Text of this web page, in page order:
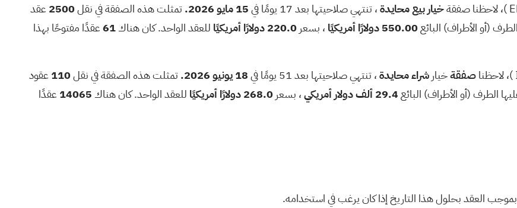
)، لاحظنا صفقةخيار بيعمحايدة، تنتهي صلاحيتها بعد 17 يومًا في 15 مايو 2026. تمثلت هذه الصفقة في نقل2500 عقد
(أو الأطراف) البائع550.00 دولارًا أمريكيًا ، بسعر 220.0 دولارًا أمريكيًا للعقد الواحد. كان هناك61عقدًا مفتوحًا بهذا
)، لاحظناصفقةخيار شراءمحايدة، تنتهي صلاحيتها بعد 51 يومًا في 18 يونيو 2026. تمثلت هذه الصفقة في نقل110 عقود
الطرف (أو الأطراف) البائع29.4 ألف دولار أمريكي ، بسعر 268.0 دولارًا أمريكيًا للعقد الواحد. كان هناك 14065 عقدًا
العقد بحلول هذا التاريخ إذا كان يرغب في استخدامه.